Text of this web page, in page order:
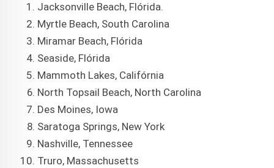
Jacksonville Beach, Flórida.
Myrtle Beach, South Carolina
Miramar Beach, Flórida
Seaside, Flórida
Mammoth Lakes, Califórnia
North Topsail Beach, North Carolina
Des Moines, Iowa
Saratoga Springs, New York
Nashville, Tennessee
Truro, Massachusetts